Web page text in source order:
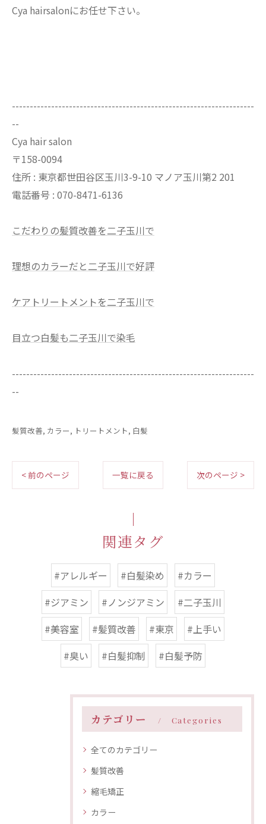
Cya hairsalonにお任せ下さい。
--------------------------------------------------------------------
--
Cya hair salon
〒158-0094
住所 : 東京都世田谷区玉川3-9-10 マノア玉川第2 201
電話番号 : 070-8471-6136
こだわりの髪質改善を二子玉川で
理想のカラーだと二子玉川で好評
ケアトリートメントを二子玉川で
目立つ白髪も二子玉川で染毛
--------------------------------------------------------------------
--
髪質改善 カラー トリートメント 白髪
< 前のページ 一覧に戻る 次のページ >
関連タグ
#アレルギー #白髪染め
#カラー
#ジアミン
#ノンジアミン
#二子玉川
#美容室
#髪質改善 #東京
#上手い
#臭い
#白髪抑制 #白髪予防
カテゴリー Categories
全てのカテゴリー
髪質改善
縮毛矯正
カラー